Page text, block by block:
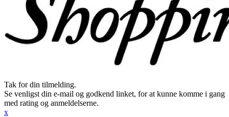
Tak for din tilmelding.
Se venligst din e-mail og godkend linket, for at kunne komme i gang
med rating og anmeldelserne.
x